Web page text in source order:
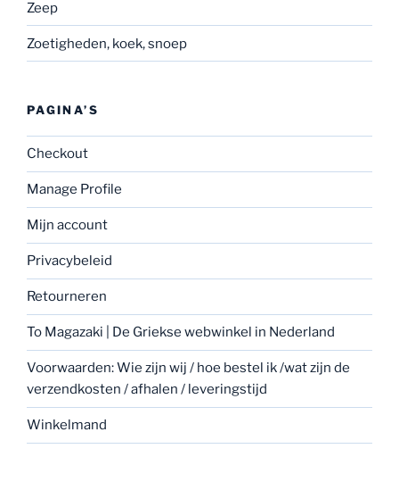
Zeep
Zoetigheden, koek, snoep
PAGINA’S
Checkout
Manage Profile
Mijn account
Privacybeleid
Retourneren
To Magazaki | De Griekse webwinkel in Nederland
Voorwaarden: Wie zijn wij / hoe bestel ik /wat zijn de
verzendkosten / afhalen / leveringstijd
Winkelmand